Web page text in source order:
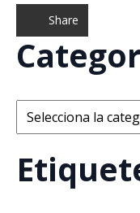
Share
Categories